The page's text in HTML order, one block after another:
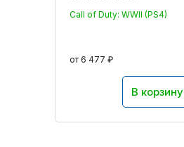
Call of Duty: WWII (PS4)
от 6 477 ₽
В корзину